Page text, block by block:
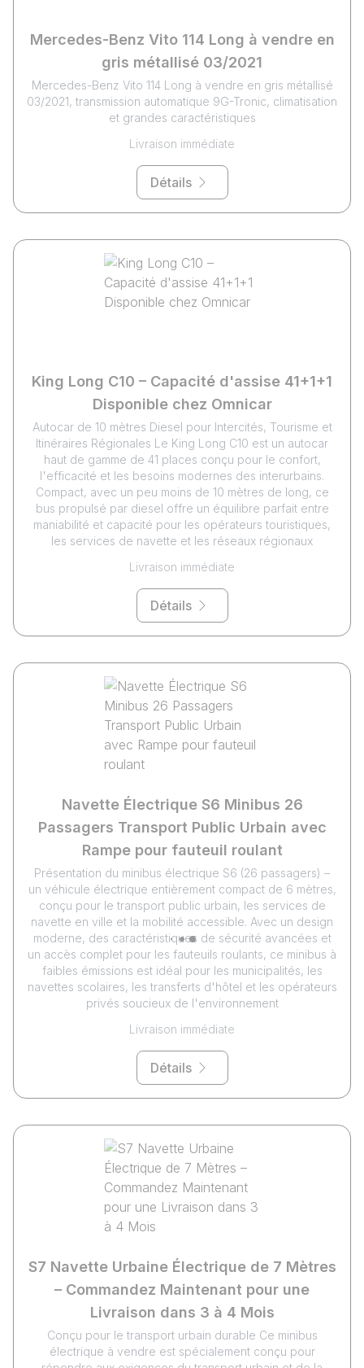
Mercedes-Benz Vito 114 Long à vendre en
gris métallisé 03/2021
Mercedes-Benz Vito 114 Long à vendre en gris métallisé
03/2021, transmission automatique 9G-Tronic, climatisation
et grandes caractéristiques
Livraison immédiate
Détails
King Long C10 – Capacité d'assise 41+1+1
Disponible chez Omnicar
Autocar de 10 mètres Diesel pour Intercités, Tourisme et
Itinéraires Régionales Le King Long C10 est un autocar
haut de gamme de 41 places conçu pour le confort,
l'efficacité et les besoins modernes des interurbains.
Compact, avec un peu moins de 10 mètres de long, ce
bus propulsé par diesel offre un équilibre parfait entre
maniabilité et capacité pour les opérateurs touristiques,
les services de navette et les réseaux régionaux
Livraison immédiate
Détails
Navette Électrique S6 Minibus 26
Passagers Transport Public Urbain avec
Rampe pour fauteuil roulant
Présentation du minibus électrique S6 (26 passagers) –
un véhicule électrique entièrement compact de 6 mètres,
conçu pour le transport public urbain, les services de
navette en ville et la mobilité accessible. Avec un design
moderne, des caractéristiques de sécurité avancées et
un accès complet pour les fauteuils roulants, ce minibus à
faibles émissions est idéal pour les municipalités, les
navettes scolaires, les transferts d'hôtel et les opérateurs
privés soucieux de l'environnement
Livraison immédiate
Détails
S7 Navette Urbaine Électrique de 7 Mètres
– Commandez Maintenant pour une
Livraison dans 3 à 4 Mois
Conçu pour le transport urbain durable Ce minibus
électrique à vendre est spécialement conçu pour